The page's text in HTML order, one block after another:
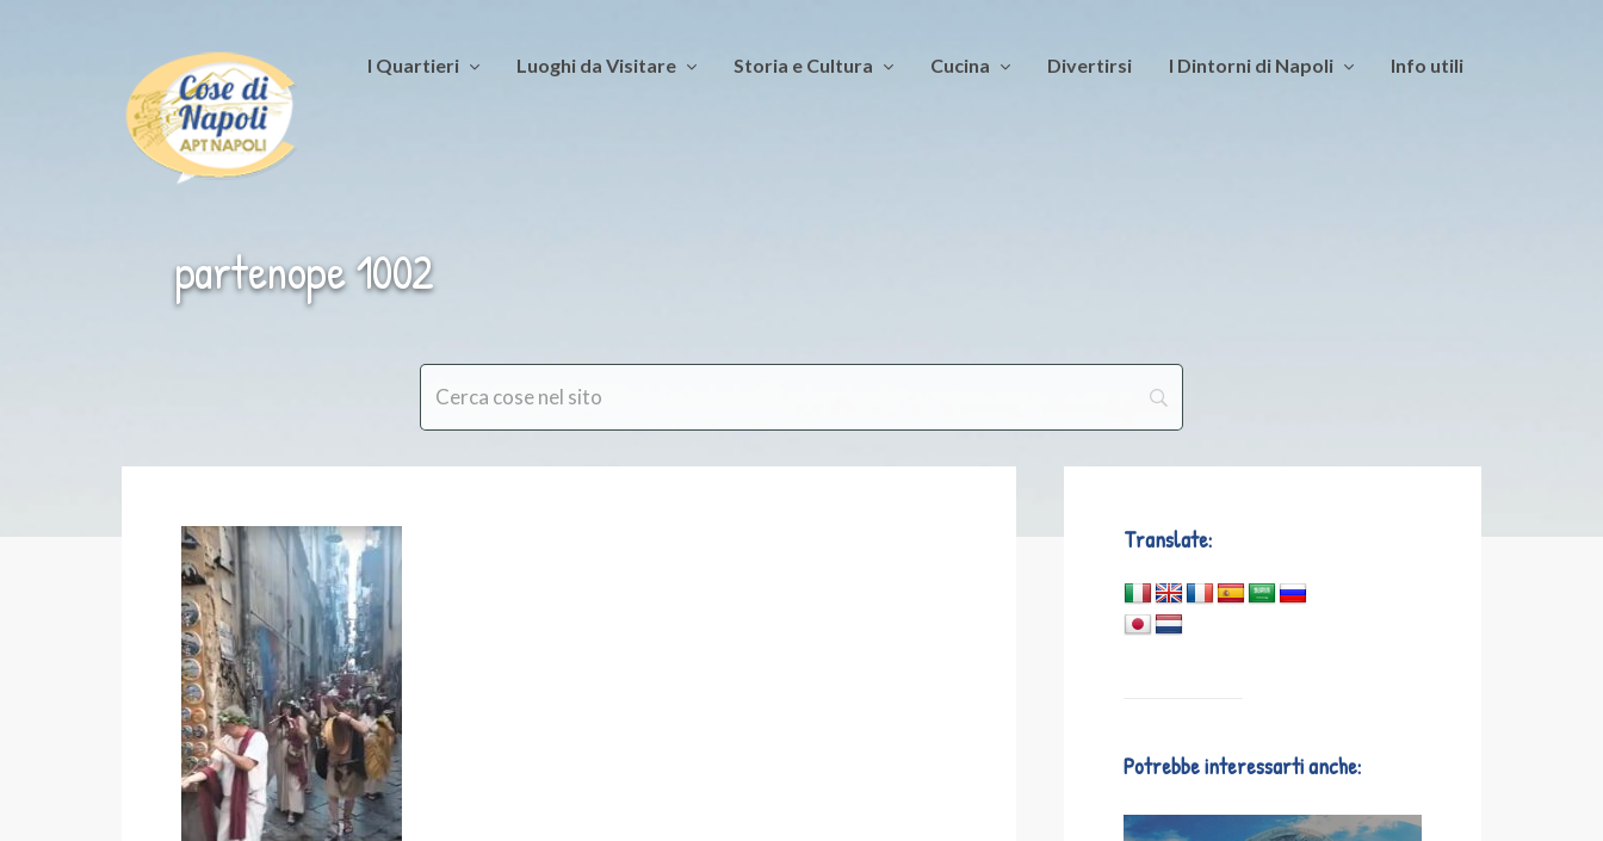
I Quartieri Luoghi da Visitare Storia e Cultura Cucina Divertirsi I Dintorni di Napoli Info utili
partenope 1002
Translate:
Potrebbe interessarti anche: